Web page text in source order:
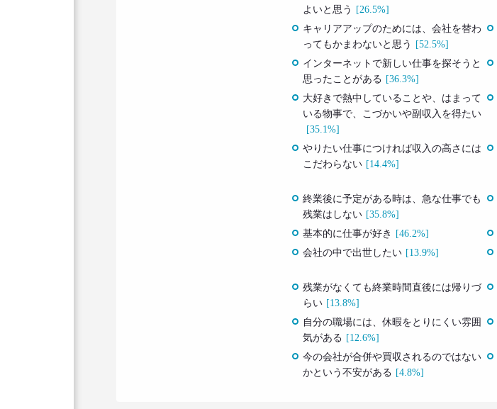
よいと思う
[26.5%]
キャリアアップのためには、会社を替わ
ってもかまわないと思う
[52.5%]
インターネットで新しい仕事を探そうと
思ったことがある [36.3%]
大好きで熱中していることや、はまって
いる物事で、こづかいや副収入を得たい
[35.1%]
やりたい仕事につければ収入の高さには
こだわらない [14.4%]
終業後に予定がある時は、急な仕事でも
残業はしない [35.8%]
基本的に仕事が好き [46.2%]
会社の中で出世したい [13.9%]
残業がなくても終業時間直後には帰りづ
らい [13.8%]
自分の職場には、休暇をとりにくい雰囲
気がある [12.6%]
今の会社が合併や買収されるのではない
かという不安がある [4.8%]